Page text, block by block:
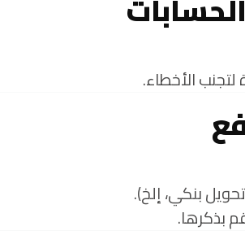
الأخطاء.
بنكي، إلخ).
بذكرها.